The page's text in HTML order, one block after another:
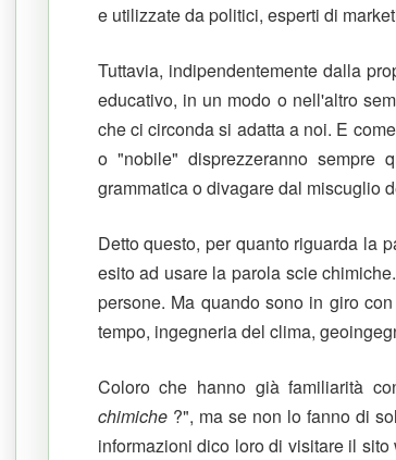
e utilizzate da politici, esperti di
Tuttavia, indipendentemente dalla
educativo, in un modo o nell'altro
che ci circonda si adatta a noi. E
o "nobile" disprezzeranno
grammatica o divagare dal miscuglio
Detto questo, per quanto riguarda la
esito ad usare la parola scie chimiche.
persone. Ma quando sono in giro
tempo, ingegneria del clima,
Coloro che hanno già familiarità
chimiche?", ma se non lo fanno di
informazioni dico loro di visitare il